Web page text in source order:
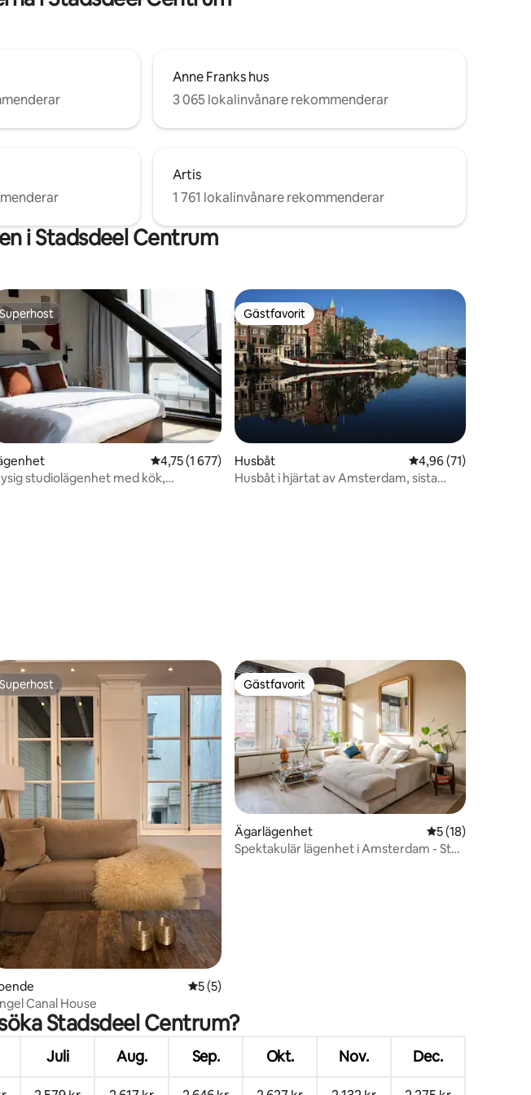
Anne Franks hus
3 065 lokalinvånare rekommenderar
Artis
1 761 lokalinvånare rekommenderar
i Stadsdeel Centrum
betyg, 8 omdömen
Superhost
Superhost
4,75 av 5 i genomsnittligt betyg, 1 677 omdömen
4,75 (1 677)
studiolägenhet med kök,
Gästfavorit
Gästfavorit
Husbåt 4,96 av 5 i
4,96 (71)
Husbåt i hjärtat av Amsterdam, sista
betyg, 35 omdömen
Superhost
Superhost
5 av 5 i genomsnittligt betyg, 5 omdömen
5 (5)
Canal House
Gästfavorit
Gästfavorit
Ägarlägenhet 5 av 5 i
5 (18)
Spektakulär lägenhet i Amsterdam - Stor
Stadsdeel Centrum?
Juli Aug. Sep. Okt. Nov. Dec.